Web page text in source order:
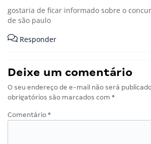
gostaria de ficar informado sobre o
de são paulo
Responder
Deixe um comentário
O seu endereço de e-mail não será
obrigatórios são marcados com *
Comentário *